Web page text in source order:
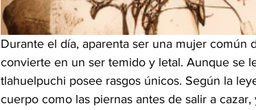
Durante el día, aparenta ser una mujer común
convierte en un ser temido y letal. Aunque se
tlahuelpuchi posee rasgos únicos. Según la
cuerpo como las piernas antes de salir a